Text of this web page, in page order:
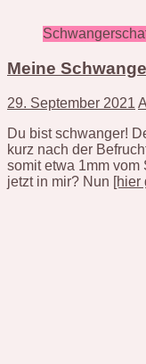
Meine
29. September 2021
Du bist schwanger!
kurz nach der
somit etwa 1mm
jetzt in mir? Nun [hier